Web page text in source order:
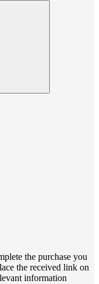
the purchase you
the received link on
information